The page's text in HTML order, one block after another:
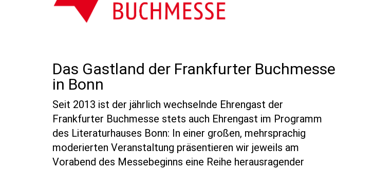
Das Gastland der Frankfurter Buchmesse
in Bonn
Seit 2013 ist der jährlich wechselnde Ehrengast der
Frankfurter Buchmesse stets auch Ehrengast im Programm
des Literaturhauses Bonn: In einer großen, mehrsprachig
moderierten Veranstaltung präsentieren wir jeweils am
Vorabend des Messebeginns eine Reihe herausragender